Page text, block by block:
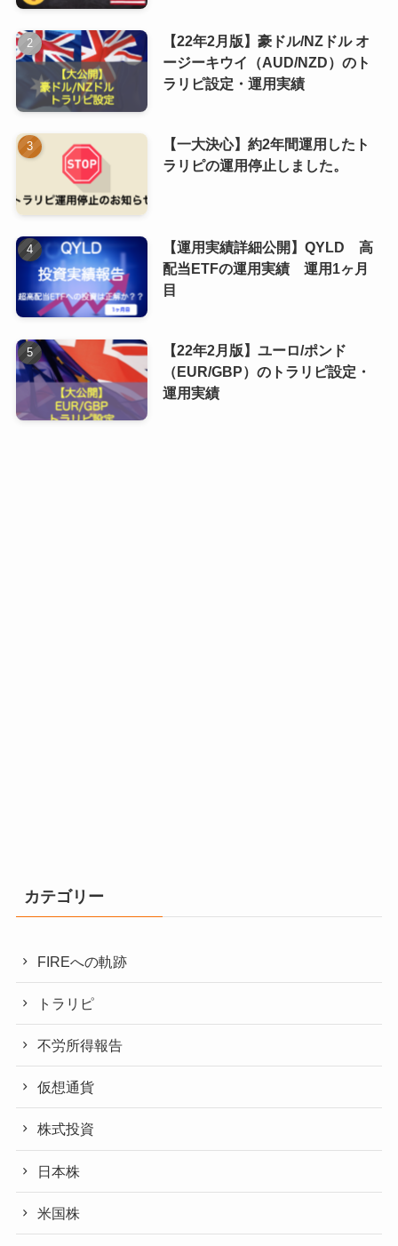
【22年2月版】豪ドル/NZドル オ
ージーキウイ（AUD/NZD）のト
ラリピ設定・運用実績
【一大決心】約2年間運用したト
ラリピの運用停止しました。
【運用実績詳細公開】QYLD 高
配当ETFの運用実績 運用1ヶ月
目
【22年2月版】ユーロ/ポンド
（EUR/GBP）のトラリピ設定・
運用実績
カテゴリー
FIREへの軌跡
トラリピ
不労所得報告
仮想通貨
株式投資
日本株
米国株